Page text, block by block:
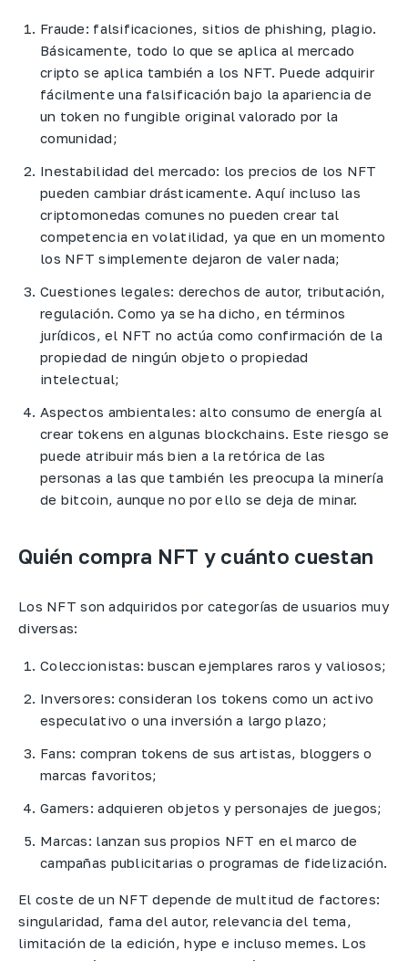
Fraude: falsificaciones, sitios de phishing, plagio.
Básicamente, todo lo que se aplica al mercado
cripto se aplica también a los NFT. Puede adquirir
fácilmente una falsificación bajo la apariencia de
un token no fungible original valorado por la
comunidad;
Inestabilidad del mercado: los precios de los NFT
pueden cambiar drásticamente. Aquí incluso las
criptomonedas comunes no pueden crear tal
competencia en volatilidad, ya que en un momento
los NFT simplemente dejaron de valer nada;
Cuestiones legales: derechos de autor, tributación,
regulación. Como ya se ha dicho, en términos
jurídicos, el NFT no actúa como confirmación de la
propiedad de ningún objeto o propiedad
intelectual;
Aspectos ambientales: alto consumo de energía al
crear tokens en algunas blockchains.​ Este riesgo se
puede atribuir más bien a la retórica de las
personas a las que también les preocupa la minería
de bitcoin, aunque no por ello se deja de minar.
Quién compra NFT y cuánto cuestan
Los NFT son adquiridos por categorías de usuarios muy
diversas:
Coleccionistas: buscan ejemplares raros y valiosos;
Inversores: consideran los tokens como un activo
especulativo o una inversión a largo plazo;
Fans: compran tokens de sus artistas, bloggers o
marcas favoritos;
Gamers: adquieren objetos y personajes de juegos;
Marcas: lanzan sus propios NFT en el marco de
campañas publicitarias o programas de fidelización.
El coste de un NFT depende de multitud de factores:
singularidad, fama del autor, relevancia del tema,
limitación de la edición, hype e incluso memes. Los